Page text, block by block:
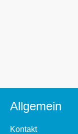
Allgemein
Kontakt